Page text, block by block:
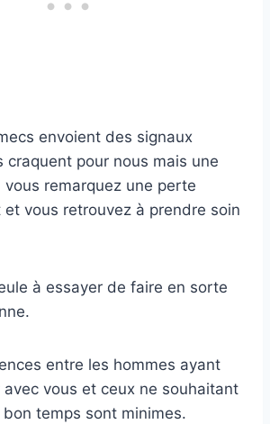
envoient des signaux
craquent pour nous mais une
remarquez une perte
et vous retrouvez à prendre soin
à essayer de faire en sorte
entre les hommes ayant
vous et ceux ne souhaitant
temps sont minimes.